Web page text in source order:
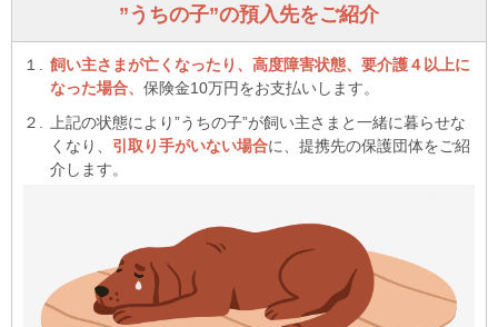
”うちの子”の預入先をご紹介
飼い主さまが亡くなったり、高度障害状態、要介護４以上に
なった場合、 保険金10万円をお支払いします。
上記の状態により”うちの子”が飼い主さまと一緒に暮らせな
くなり、 引取り手がいない場合に、提携先の保護団体をご紹
介します。